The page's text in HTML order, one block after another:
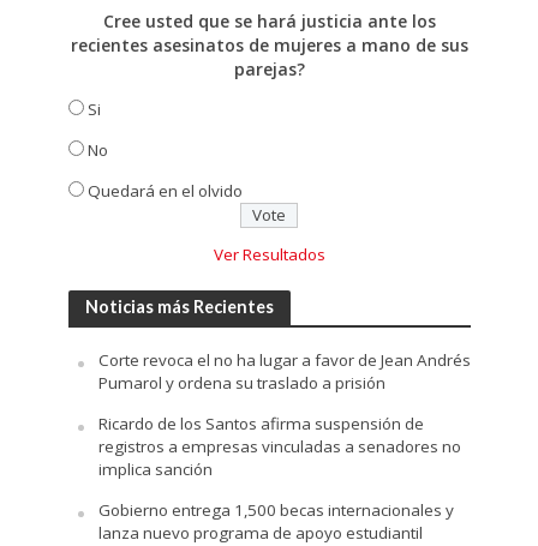
Cree usted que se hará justicia ante los
recientes asesinatos de mujeres a mano de sus
parejas?
Si
No
Quedará en el olvido
Ver Resultados
Noticias más Recientes
Corte revoca el no ha lugar a favor de Jean Andrés
Pumarol y ordena su traslado a prisión
Ricardo de los Santos afirma suspensión de
registros a empresas vinculadas a senadores no
implica sanción
Gobierno entrega 1,500 becas internacionales y
lanza nuevo programa de apoyo estudiantil